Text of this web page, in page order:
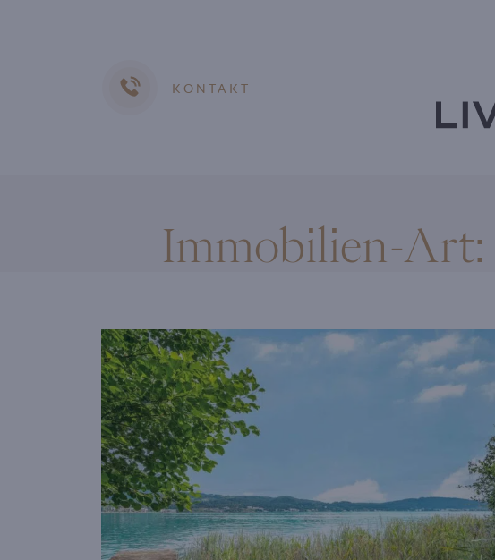
KONTAKT
Immobilien-Art: